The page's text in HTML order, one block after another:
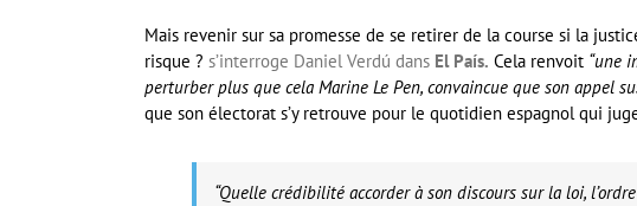
Mais revenir sur sa promesse de se retirer de la course si la
risque ? s’interroge Daniel Verdú dans El País. Cela renvoit “une
perturber plus que cela Marine Le Pen, convaincue que son appel
que son électorat s’y retrouve pour le quotidien espagnol qui
“Quelle crédibilité accorder à son discours sur la loi,